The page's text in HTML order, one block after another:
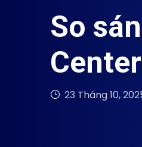
So
23 Tháng 10,